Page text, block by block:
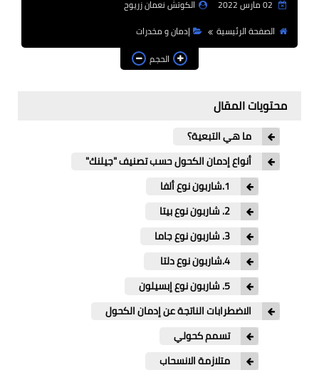
علم النفس الاجتماعي و
العلاقات الشخصية
ذكاء و إدراك
علم الأعصاب
الحياة الصحية
الكوتش نعمان زريوح
الصفحة الرئيسية
إدمان و مخدرات
الحجم
محتويات المقال
ما هي التبعية؟
أنواع إدمان الكحول حسب تصنيف "جيلنك"
1.شاربون نوع ألفا
2. شاربون نوع بيتا
3. شاربون نوع جاما
4.شاربون نوع دلتا
5. شاربون نوع إبسيلون
الاضطرابات الناتجة عن إدمان الكحول
تسمم كحولي
متلازمة الانسحاب